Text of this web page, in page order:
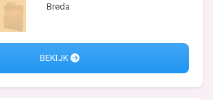
Breda
BEKIJK